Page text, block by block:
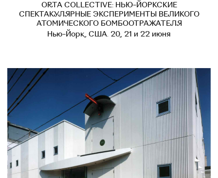
ORTA COLLECTIVE: НЬЮ-ЙОРКСКИЕ
СПЕКТАКУЛЯРНЫЕ ЭКСПЕРИМЕНТЫ ВЕЛИКОГО
АТОМИЧЕСКОГО БОМБООТРАЖАТЕЛЯ
Нью-Йорк, США. 20, 21 и 22 июня